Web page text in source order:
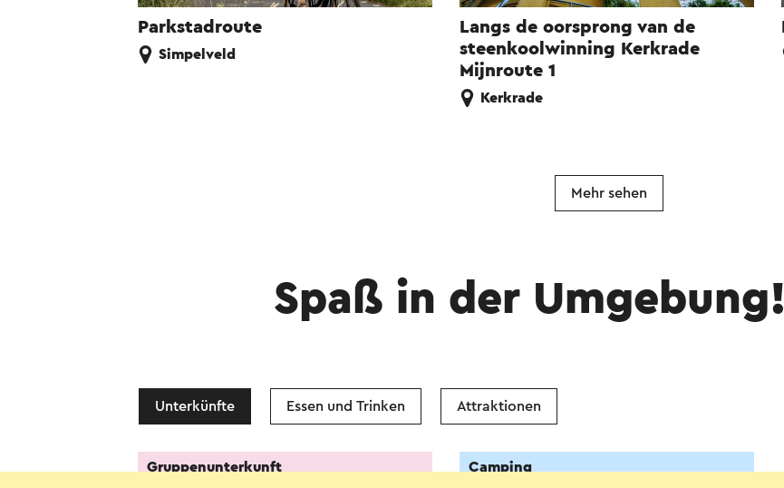
Parkstadroute
Simpelveld
Langs de oorsprong van de
steenkoolwinning Kerkrade
Mijnroute 1
Kerkrade
Mehr sehen
Spaß in der Umgebung!
Unterkünfte Essen und Trinken Attraktionen
Gruppenunterkunft Camping